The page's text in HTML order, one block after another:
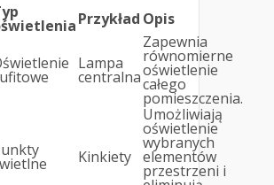
Przykład Opis
Lampa
centralna
Zapewnia
równomierne
oświetlenie
całego
pomieszczenia.
Kinkiety
Umożliwiają
oświetlenie
wybranych
elementów
przestrzeni i